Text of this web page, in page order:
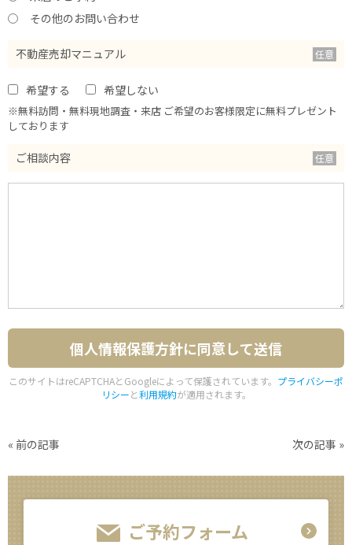
その他のお問い合わせ
不動産売却マニュアル
希望する 希望しない
※無料訪問・無料現地調査・来店 ご希望のお客様限定に無料プレゼント
しております
ご相談内容
このサイトはreCAPTCHAとGoogleによって保護されています。 プライバシーポ
リシーと利用規約が適用されます。
« 前の記事 次の記事 »
ご予約フォーム